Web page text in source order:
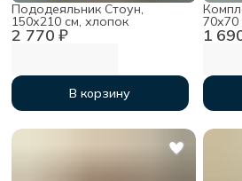
2 770 ₽
Пододеяльник Стоун,
150х210 см, хлопок
В корзину
1
70х70